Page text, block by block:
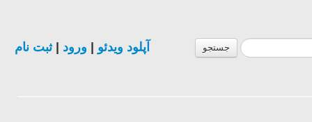
جستجو آپلود ویدئو ورود |ثبت نام